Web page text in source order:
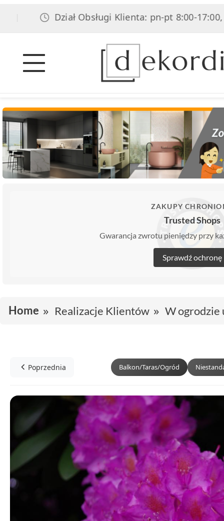
Dział Obsługi Klienta: pn-pt 8:00-17:00, sob
ZAKUPY
Trusted Shops
Gwarancja zwrotu pieniędzy przy
Sprawdź ochronę
Home Realizacje Klientów W ogrodzie
Poprzednia Balkon/Taras/Ogród